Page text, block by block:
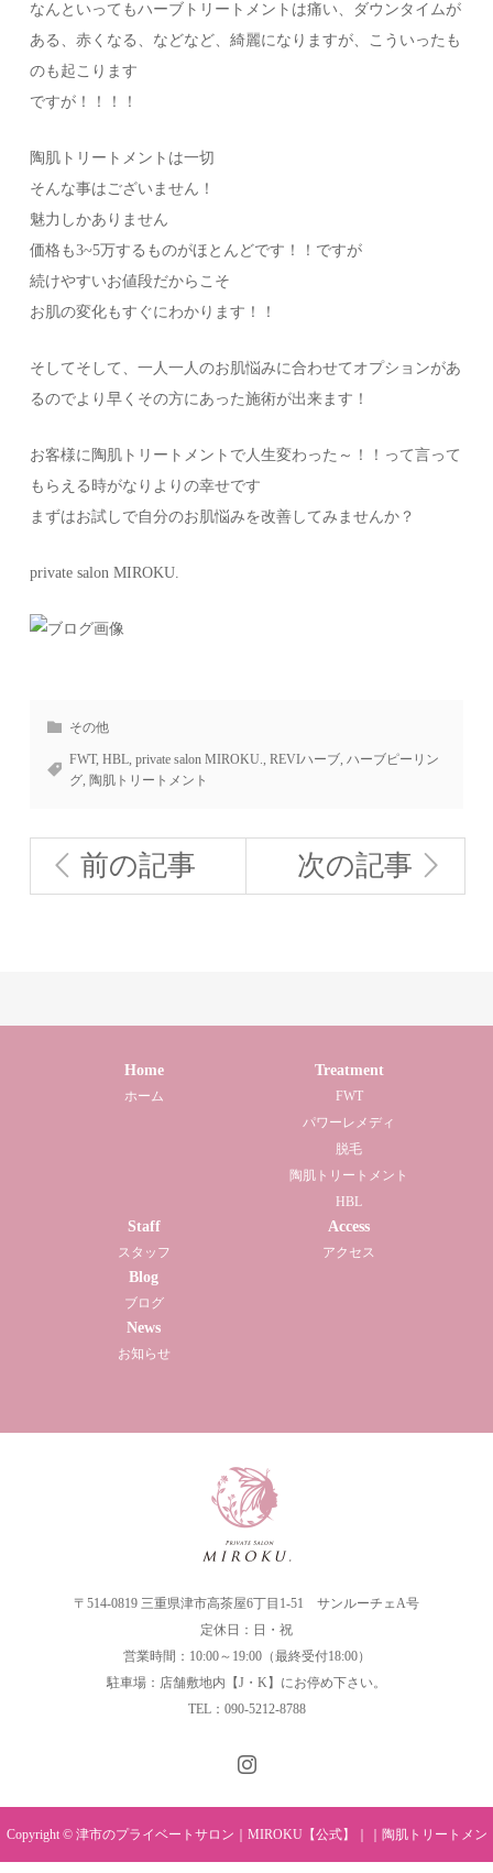
なんといってもハーブトリートメントは痛い、ダウンタイムが
ある、赤くなる、などなど、綺麗になりますが、こういったも
のも起こります
ですが！！！！
陶肌トリートメントは一切
そんな事はございません！
魅力しかありません
価格も3~5万するものがほとんどです！！ですが
続けやすいお値段だからこそ
お肌の変化もすぐにわかります！！
そしてそして、一人一人のお肌悩みに合わせてオプションがあ
るのでより早くその方にあった施術が出来ます！
お客様に陶肌トリートメントで人生変わった～！！って言って
もらえる時がなりよりの幸せです
まずはお試しで自分のお肌悩みを改善してみませんか？
private salon MIROKU.
その他
FWT,HBL ,private salon MIROKU. ,REVIハーブ ,ハーブピーリン
グ ,陶肌トリートメント
前の記事 次の記事
Home
ホーム
Treatment
FWT
パワーレメディ
脱毛
陶肌トリートメント
HBL
Staff
スタッフ
Blog
ブログ
News
お知らせ
Access
アクセス
〒514-0819 三重県津市高茶屋6丁目1-51 サンルーチェA号
定休日：日・祝
営業時間：10:00～19:00（最終受付18:00）
駐車場：店舗敷地内【J・K】にお停め下さい。
TEL：090-5212-8788
Copyright © 津市のプライベートサロン｜MIROKU【公式】｜｜陶肌トリートメン